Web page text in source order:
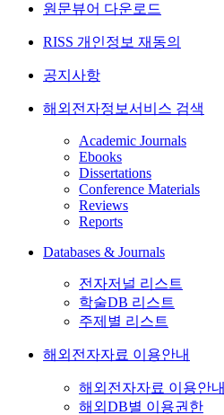
원문뷰어 다운로드
RISS 개인정보 재동의
공지사항
해외전자정보서비스 검색
Academic Journals
Ebooks
Dissertations
Conference Materials
Reviews
Reports
Databases & Journals
전자저널 리스트
학술DB 리스트
주제별 리스트
해외전자자료 이용안내
해외전자자료 이용안내
해외DB별 이용권한